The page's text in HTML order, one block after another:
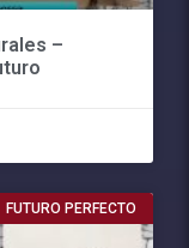
–
FUTURO PERFECTO